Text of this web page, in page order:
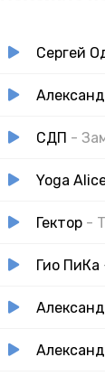
Сергей
СДП -
Yoga
Гектор -
Гио ПиКа